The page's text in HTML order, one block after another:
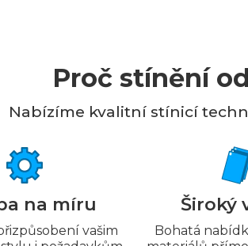
Proč stínění
Nabízíme kvalitní stínicí
na míru
vašim
Široký
Bohatá